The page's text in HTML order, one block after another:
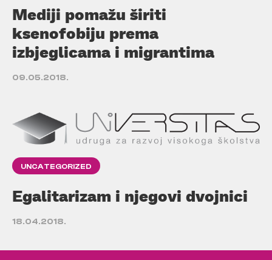
Mediji pomažu širiti
ksenofobiju prema
izbjeglicama i migrantima
09.05.2018.
UNCATEGORIZED
Egalitarizam i njegovi dvojnici
18.04.2018.